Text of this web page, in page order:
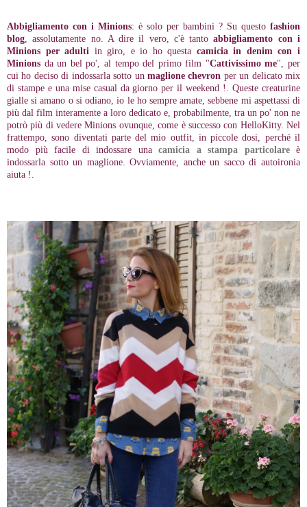
Abbigliamento con i Minions: è solo per bambini ? Su questo fashion
blog, assolutamente no. A dire il vero, c'è tantoabbigliamento con i
Minions per adulti in giro, e io ho questa camicia in denim con i
Minions da un bel po', al tempo del primo film "Cattivissimo me", per
cui ho deciso di indossarla sotto un maglione chevron per un delicato mix
di stampe e una mise casual da giorno per il weekend !. Queste creaturine
gialle si amano o si odiano, io le ho sempre amate, sebbene mi aspettassi di
più dal film interamente a loro dedicato e, probabilmente, tra un po' non ne
potrò più di vedere Minions ovunque, come è successo con HelloKitty. Nel
frattempo, sono diventati parte del mio outfit, in piccole dosi, perché il
modo più facile di indossare una camicia a stampa particolareè
indossarla sotto un maglione. Ovviamente, anche un sacco di autoironia
aiuta !.